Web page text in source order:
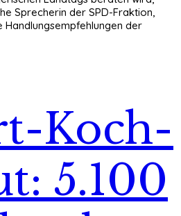
Sprecherin der SPD-Fraktion,
Handlungsempfehlungen der
Koch-
5.100